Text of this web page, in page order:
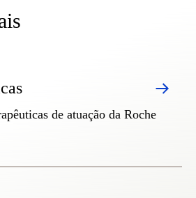
de atuação da Roche